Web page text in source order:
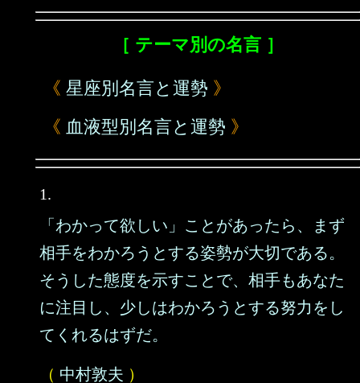
［ テーマ別の名言 ］
《 星座別名言と運勢 》
《 血液型別名言と運勢 》
1.
「わかって欲しい」ことがあったら、まず
相手をわかろうとする姿勢が大切である。
そうした態度を示すことで、相手もあなた
に注目し、少しはわかろうとする努力をし
てくれるはずだ。
（ 中村敦夫 ）